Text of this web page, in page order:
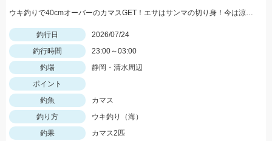
ウキ釣りで40cmオーバーのカマスGET！エサはサンマの切り身！今は涼しい夜釣りがオススメです！
釣行日
2026/07/24
釣行時間
23:00～03:00
釣場
静岡・清水周辺
ポイント
釣魚
カマス
釣り方
ウキ釣り（海）
釣果
カマス2匹